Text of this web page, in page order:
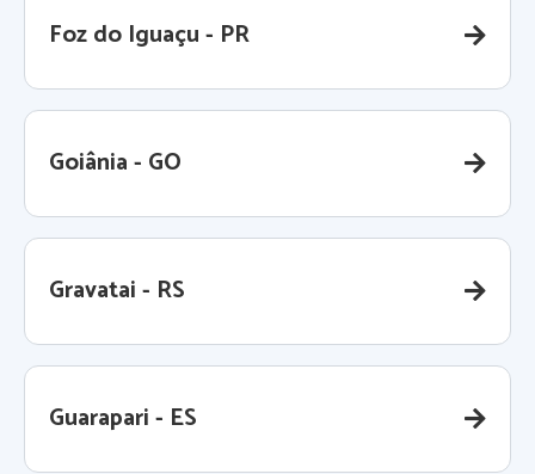
Foz do Iguaçu - PR
Goiânia - GO
Gravatai - RS
Guarapari - ES